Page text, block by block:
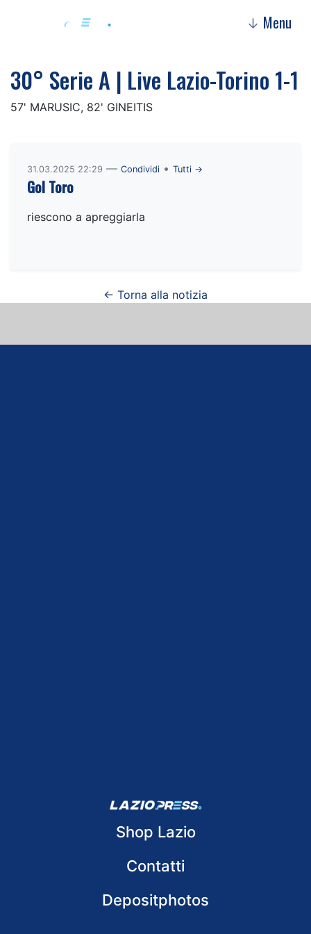
↓ Menu
30° Serie A | Live Lazio-Torino 1-1
57' MARUSIC, 82' GINEITIS
31.03.2025 22:29 — Condividi • Tutti →
Gol Toro
riescono a apreggiarla
← Torna alla notizia
Shop Lazio
Contatti
Depositphotos